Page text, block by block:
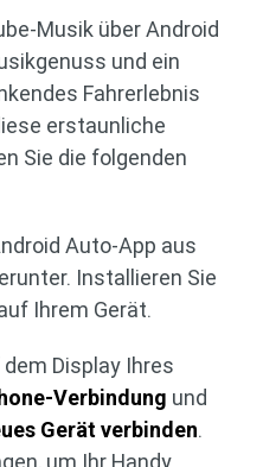
Musik über Android
und ein
Fahrerlebnis
erstaunliche
Sie die folgenden
Auto-App aus
Installieren Sie
Ihrem Gerät.
Display Ihres
Verbindung und
Gerät verbinden.